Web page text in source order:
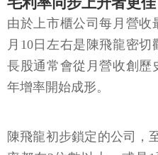
由於上市櫃公司每月營收
月10日左右是陳飛龍密
長股通常會從月營收創歷
年增率開始成形。
陳飛龍初步鎖定的公司，